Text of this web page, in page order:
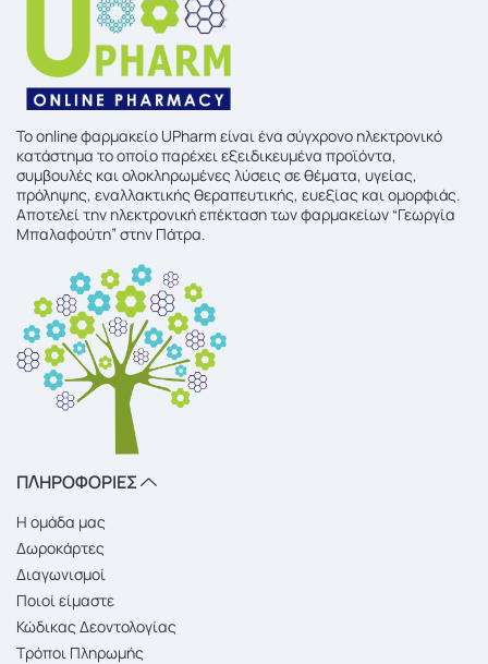
To online φαρμακείο UPharm είναι ένα σύγχρονο ηλεκτρονικό
κατάστημα το οποίο παρέχει εξειδικευμένα προϊόντα,
συμβουλές και ολοκληρωμένες λύσεις σε θέματα, υγείας,
πρόληψης, εναλλακτικής θεραπευτικής, ευεξίας και ομορφιάς.
Αποτελεί την ηλεκτρονική επέκταση των φαρμακείων “Γεωργία
Μπαλαφούτη” στην Πάτρα.
ΠΛΗΡΟΦΟΡΙΕΣ
Η ομάδα μας
Δωροκάρτες
Διαγωνισμοί
Ποιοί είμαστε
Κώδικας Δεοντολογίας
Τρόποι Πληρωμής